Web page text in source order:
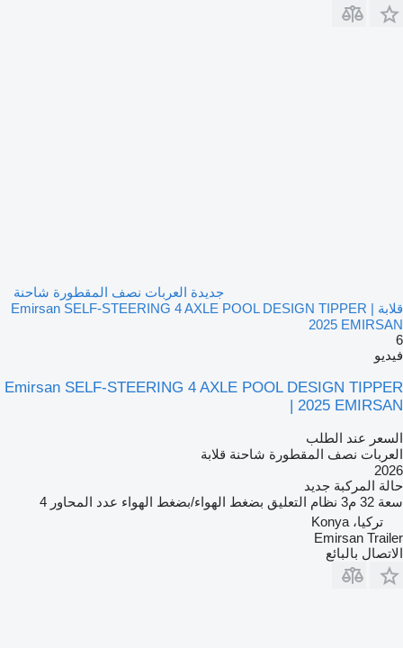
جديدة العربات نصف المقطورة شاحنة
قلابة Emirsan SELF-STEERING 4 AXLE POOL DESIGN TIPPER |
2025 EMIRSAN
6
فيديو
Emirsan SELF-STEERING 4 AXLE POOL DESIGN TIPPER
| 2025 EMIRSAN
السعر عند الطلب
العربات نصف المقطورة شاحنة قلابة
2026
حالة المركبة جديد
سعة 32 م3 نظام التعليق بضغط الهواء/بضغط الهواء عدد المحاور 4
تركيا، Konya
Emirsan Trailer
الاتصال بالبائع